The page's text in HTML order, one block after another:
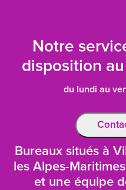
Notre
disposition au
du lundi au
Bureaux situés à
les Alpes-
et une équipe